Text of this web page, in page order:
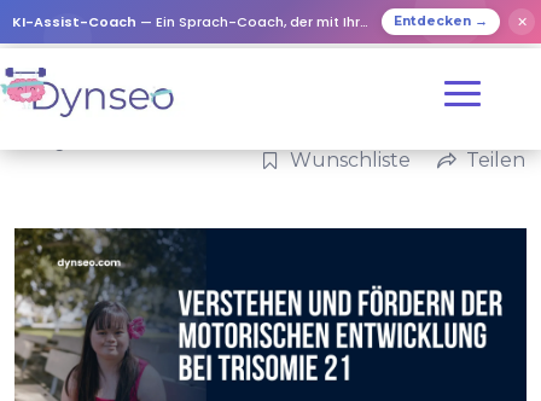
KI-Assist-Coach — Ein Sprach-Coach, der mit Ihren Lieben spielt Entdecken → ✕
Wunschliste Teilen